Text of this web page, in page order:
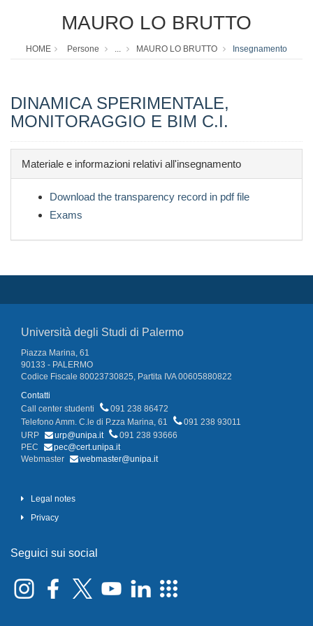
MAURO LO BRUTTO
HOME Persone ... MAURO LO BRUTTO Insegnamento
DINAMICA SPERIMENTALE,
MONITORAGGIO E BIM C.I.
Materiale e informazioni relativi all'insegnamento
Download the transparency record in pdf file
Exams
Università degli Studi di Palermo
Piazza Marina, 61
90133 - PALERMO
Codice Fiscale 80023730825, Partita IVA 00605880822
Contatti
Call center studenti
091 238 86472
Telefono Amm. C.le di P.zza Marina, 61
091 238 93011
URP
urp@unipa.it
091 238 93666
PEC
pec@cert.unipa.it
Webmaster
webmaster@unipa.it
Legal notes
Privacy
Seguici sui social